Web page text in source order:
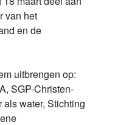
van het
en de
uitbrengen op:
SGP-Christen-
water, Stichting